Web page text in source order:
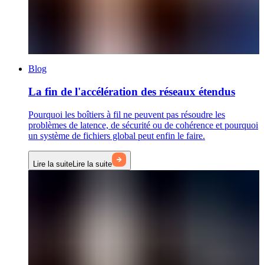
Blog
La fin de l'accélération des réseaux étendus
Pourquoi les boîtiers à fil ne peuvent pas résoudre les
problèmes de latence, de sécurité ou de cohérence et pourquoi
un système de fichiers global peut enfin le faire.
Lire la suite Lire la suite